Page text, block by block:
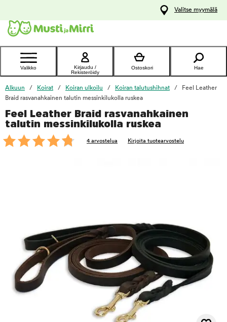
Ota yhteyttä
asiakaspalveluun
Valitse myymälä
Valikko
Kirjaudu /
Rekisteröidy
Ostoskori Hae
Alkuun Koirat Koiran ulkoilu Koiran talutushihnat
Feel Leather
Braid rasvanahkainen talutin messinkilukolla ruskea
Feel Leather Braid rasvanahkainen
talutin messinkilukolla ruskea
4 arvostelua Kirjoita tuotearvostelu
foo